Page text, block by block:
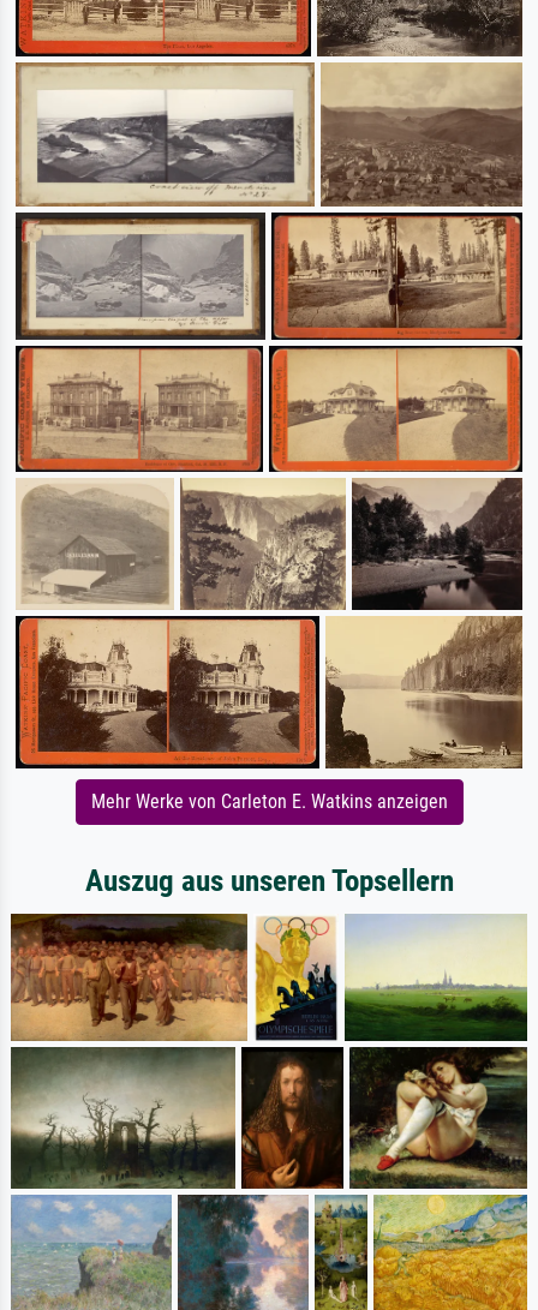
Mehr Werke von Carleton E. Watkins anzeigen
Auszug aus unseren Topsellern